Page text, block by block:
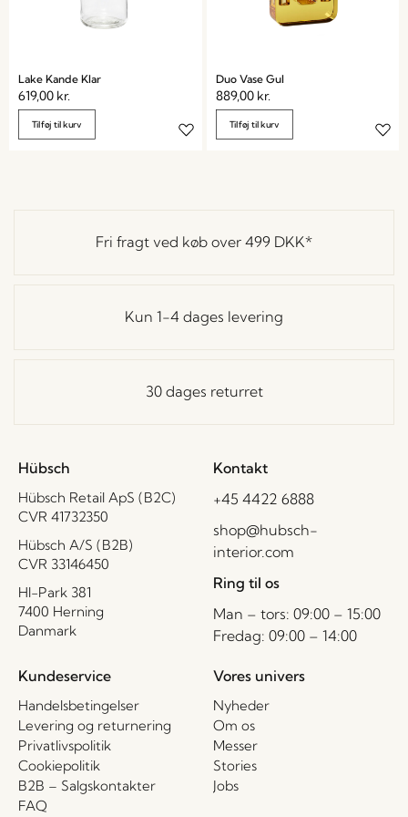
Lake Kande Klar
619,00 kr.
Tilføj til kurv
Duo Vase Gul
889,00 kr.
Tilføj til kurv
Fri fragt ved køb over 499 DKK*
Kun 1-4 dages levering
30 dages returret
Hübsch
Hübsch Retail ApS (B2C)
CVR 41732350
Hübsch A/S (B2B)
CVR 33146450
HI-Park 381
7400 Herning
Danmark
Kontakt
+45 4422 6888
shop@hubsch-
interior.com
Ring til os
Man – tors: 09:00 – 15:00
Fredag: 09:00 – 14:00
Kundeservice
Handelsbetingelser
Levering og returnering
Privatlivspolitik
Cookiepolitik
B2B – Salgskontakter
FAQ
Vores univers
Nyheder
Om os
Messer
Stories
Jobs